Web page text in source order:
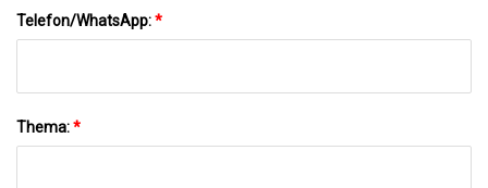
Telefon/WhatsApp:*
Thema:*